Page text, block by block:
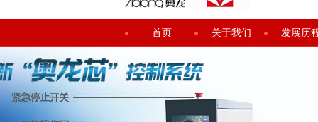
首页 关于我们 发展历